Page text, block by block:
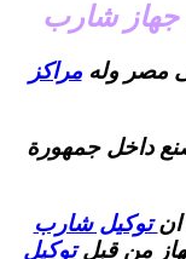
جهاز شارب
مصر ولهمراكز
داخل جمهورة
توكيل شارب
من قبلتوكيل